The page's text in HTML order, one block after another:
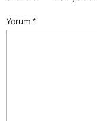
Yorum *